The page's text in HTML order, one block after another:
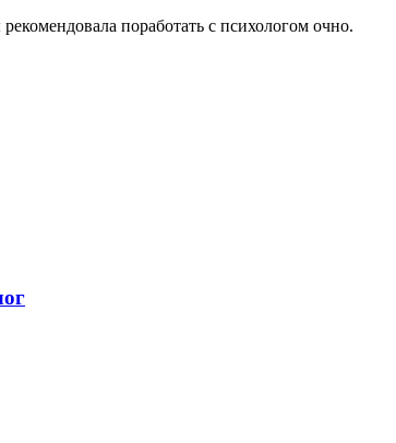
поработать с психологом очно.